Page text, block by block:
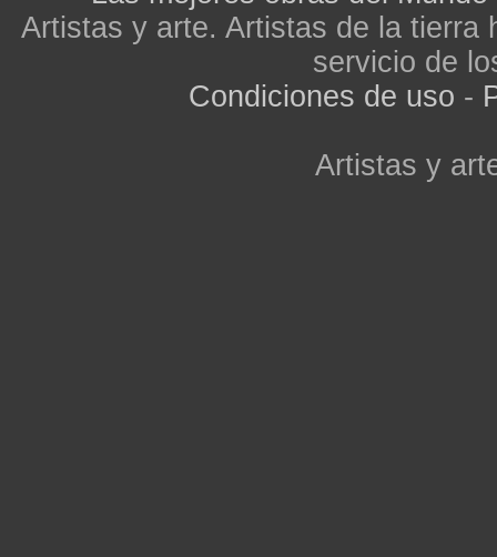
Artistas y arte. Artistas de la tierra
servicio de
Condiciones de uso -
Artistas y